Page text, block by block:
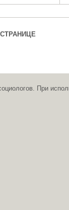
При